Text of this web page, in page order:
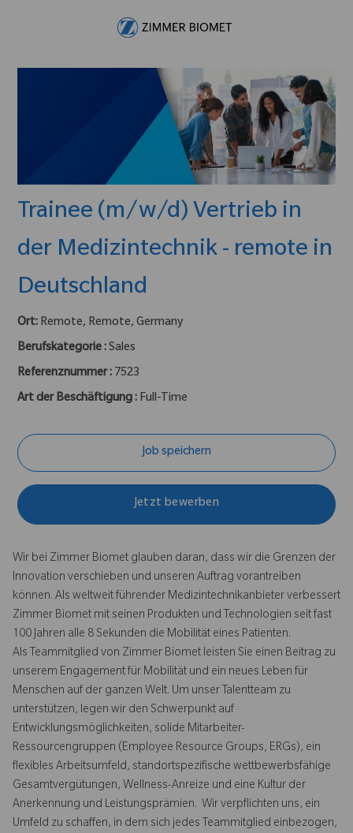
Trainee (m/w/d) Vertrieb in
der Medizintechnik - remote in
Deutschland
Ort: Remote, Remote, Germany
Berufskategorie :Sales
Referenznummer : 7523
Art der Beschäftigung : Full-Time
Job speichern
Jetzt bewerben
Wir bei Zimmer Biomet glauben daran, dass wir die Grenzen der
Innovation verschieben und unseren Auftrag vorantreiben
können. Als weltweit führender Medizintechnikanbieter verbessert
Zimmer Biomet mit seinen Produkten und Technologien seit fast
100 Jahren alle 8 Sekunden die Mobilität eines Patienten.
Als Teammitglied von Zimmer Biomet leisten Sie einen Beitrag zu
unserem Engagement für Mobilität und ein neues Leben für
Menschen auf der ganzen Welt. Um unser Talentteam zu
unterstützen, legen wir den Schwerpunkt auf
Entwicklungsmöglichkeiten, solide Mitarbeiter-
Ressourcengruppen (Employee Resource Groups, ERGs), ein
flexibles Arbeitsumfeld, standortspezifische wettbewerbsfähige
Gesamtvergütungen, Wellness-Anreize und eine Kultur der
Anerkennung und Leistungsprämien. Wir verpflichten uns, ein
Umfeld zu schaffen, in dem sich jedes Teammitglied einbezogen,